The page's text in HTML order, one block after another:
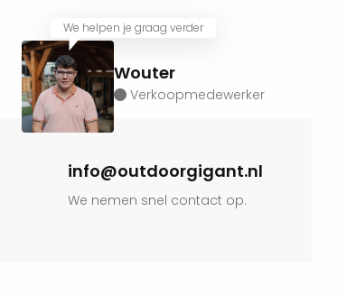
We helpen je graag verder
Wouter
Verkoopmedewerker
info@outdoorgigant.nl
We nemen snel contact op.